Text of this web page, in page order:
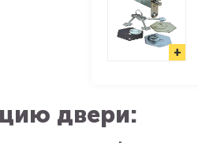
+
двери: